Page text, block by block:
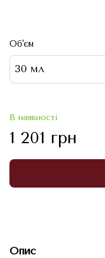
Об'єм
30 мл
В наявності
1 201 грн
Опис